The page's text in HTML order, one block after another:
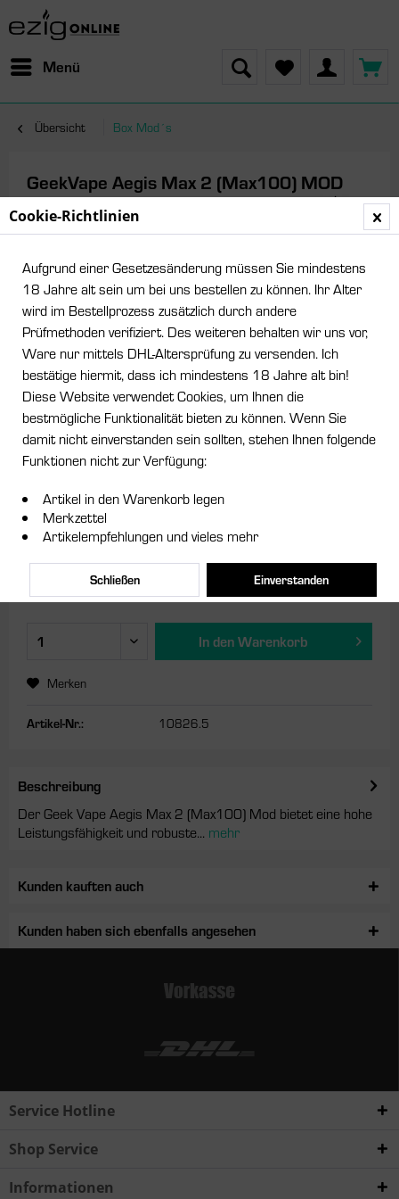
Menü
Übersicht Box Mod´s
GeekVape Aegis Max 2 (Max100) MOD
54,95 € *
Sofort versandfertig, Lieferzeit ca. 1-3 Werktage
In den Warenkorb
Merken
Artikel-Nr.: 10826.5
Beschreibung
Der Geek Vape Aegis Max 2 (Max100) Mod bietet eine hohe
Leistungsfähigkeit und robuste... mehr
Kunden kauften auch
Kunden haben sich ebenfalls angesehen
Service Hotline
Shop Service
Informationen
Cookie-Richtlinien
Aufgrund einer Gesetzesänderung müssen Sie mindestens
18 Jahre alt sein um bei uns bestellen zu können. Ihr Alter
wird im Bestellprozess zusätzlich durch andere
Prüfmethoden verifiziert. Des weiteren behalten wir uns vor,
Ware nur mittels DHL-Altersprüfung zu versenden. Ich
bestätige hiermit, dass ich mindestens 18 Jahre alt bin!
Diese Website verwendet Cookies, um Ihnen die
bestmögliche Funktionalität bieten zu können. Wenn Sie
damit nicht einverstanden sein sollten, stehen Ihnen folgende
Funktionen nicht zur Verfügung:
Artikel in den Warenkorb legen
Merkzettel
Artikelempfehlungen und vieles mehr
Einverstanden
Schließen